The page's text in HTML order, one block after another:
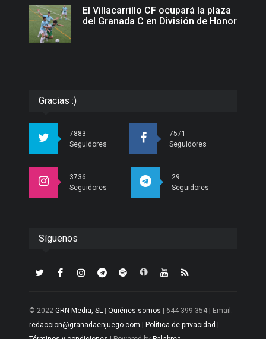
El Villacarrillo CF ocupará la plaza
del Granada C en División de Honor
Gracias :)
7883
Seguidores
7571
Seguidores
3736
Seguidores
29
Seguidores
Síguenos
© 2022 GRN Media, SL Quiénes somos | 644 399 354 | Email:
redaccion@granadaenjuego.com
Política de privacidad